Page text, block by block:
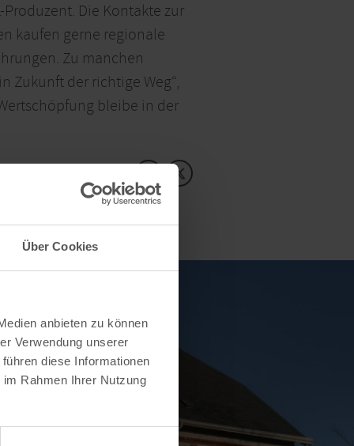
Über Cookies
anbieten zu können
Verwendung unserer
diese Informationen
Rahmen Ihrer Nutzung
Produzent. Die Kontakte zur
kaufen gerne regionale
Zu manchen
Zukunft der richtige Weg“,
bleibe in der
Inhalte teilen: